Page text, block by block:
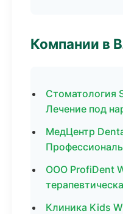
Компании в
Стоматология
Лечение под
МедЦентр
ООО ProfiDent
Клиника Kids